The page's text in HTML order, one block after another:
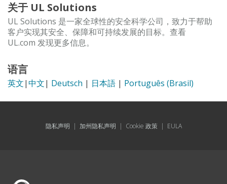
关于 UL Solutions
UL Solutions 是一家全球性的安全科学公司，致力于帮助
客户实现其安全、保障和可持续发展的目标。查看
UL.com 发现更多信息。
语言
英文|中文| Deutsch | 日本語 | Português (Brasil)
隐私声明 | 加州隐私声明 | Cookie 政策| EULA